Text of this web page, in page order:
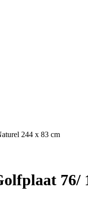
244 x 83 cm
76/